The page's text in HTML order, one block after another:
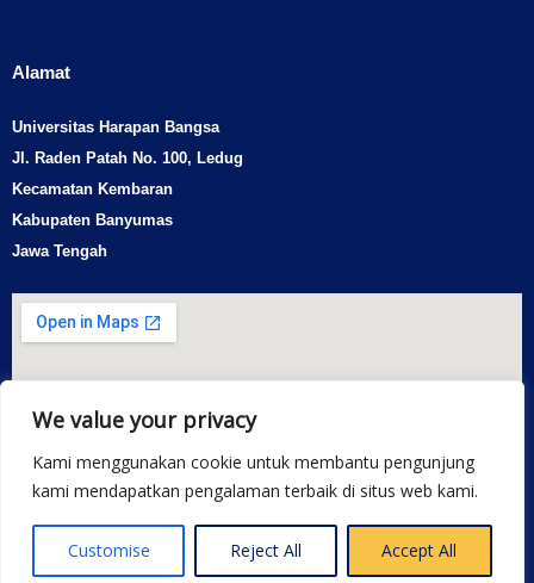
We value your privacy
Kami menggunakan cookie untuk membantu pengunjung
kami mendapatkan pengalaman terbaik di situs web kami.
Customise Reject All Accept All
Alamat
Universitas Harapan Bangsa
Jl. Raden Patah No. 100, Ledug
Kecamatan Kembaran
Kabupaten Banyumas
Jawa Tengah